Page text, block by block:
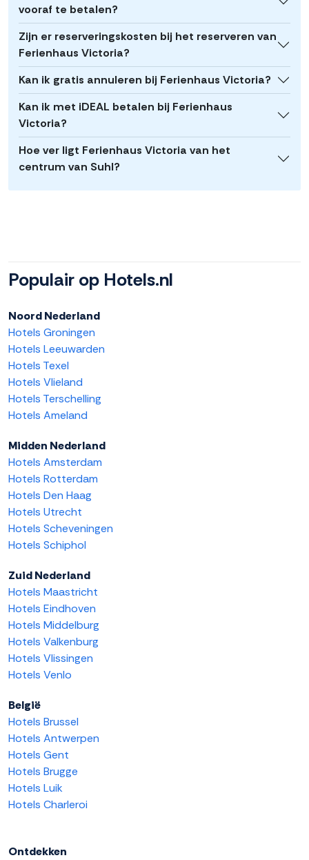
vooraf te betalen?
Zijn er reserveringskosten bij het reserveren van
Ferienhaus Victoria?
Kan ik gratis annuleren bij Ferienhaus Victoria?
Kan ik met iDEAL betalen bij Ferienhaus
Victoria?
Hoe ver ligt Ferienhaus Victoria van het
centrum van Suhl?
Populair op Hotels.nl
Noord Nederland
Hotels Groningen
Hotels Leeuwarden
Hotels Texel
Hotels Vlieland
Hotels Terschelling
Hotels Ameland
Midden Nederland
Hotels Amsterdam
Hotels Rotterdam
Hotels Den Haag
Hotels Utrecht
Hotels Scheveningen
Hotels Schiphol
Zuid Nederland
Hotels Maastricht
Hotels Eindhoven
Hotels Middelburg
Hotels Valkenburg
Hotels Vlissingen
Hotels Venlo
België
Hotels Brussel
Hotels Antwerpen
Hotels Gent
Hotels Brugge
Hotels Luik
Hotels Charleroi
Ontdekken